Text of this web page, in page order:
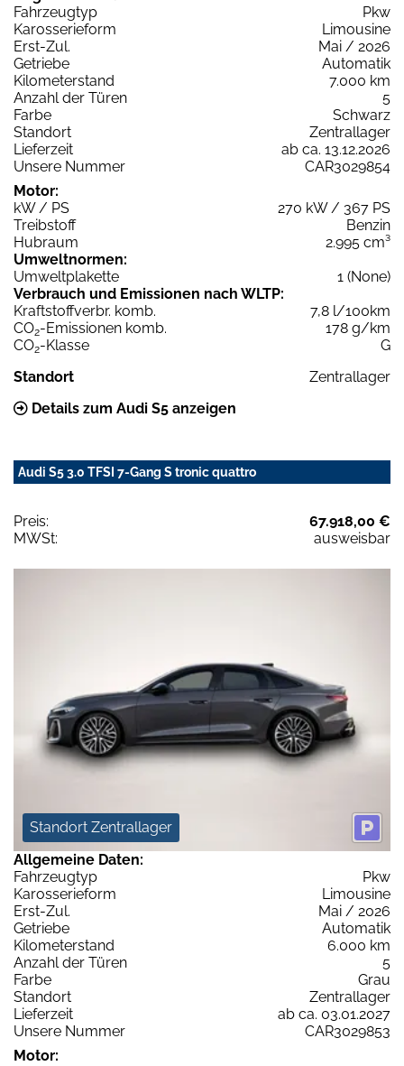
Fahrzeugtyp
Pkw
Karosserieform
Limousine
Erst-Zul.
Mai / 2026
Getriebe
Automatik
Kilometerstand
7.000 km
Anzahl der Türen
5
Farbe
Schwarz
Standort
Zentrallager
Lieferzeit
ab ca. 13.12.2026
Unsere Nummer
CAR3029854
Motor:
kW / PS
270 kW / 367 PS
Treibstoff
Benzin
Hubraum
2.995 cm³
Umweltnormen:
Umweltplakette
1 (None)
Verbrauch und Emissionen nach WLTP:
Kraftstoffverbr. komb.
7,8 l/100km
CO2-Emissionen komb.
178 g/km
CO2-Klasse
G
Standort
Zentrallager
Details zum Audi S5 anzeigen
Audi S5 3.0 TFSI 7-Gang S tronic quattro
Preis:
67.918,00 €
MWSt:
ausweisbar
Standort Zentrallager
Allgemeine Daten:
Fahrzeugtyp
Pkw
Karosserieform
Limousine
Erst-Zul.
Mai / 2026
Getriebe
Automatik
Kilometerstand
6.000 km
Anzahl der Türen
5
Farbe
Grau
Standort
Zentrallager
Lieferzeit
ab ca. 03.01.2027
Unsere Nummer
CAR3029853
Motor: